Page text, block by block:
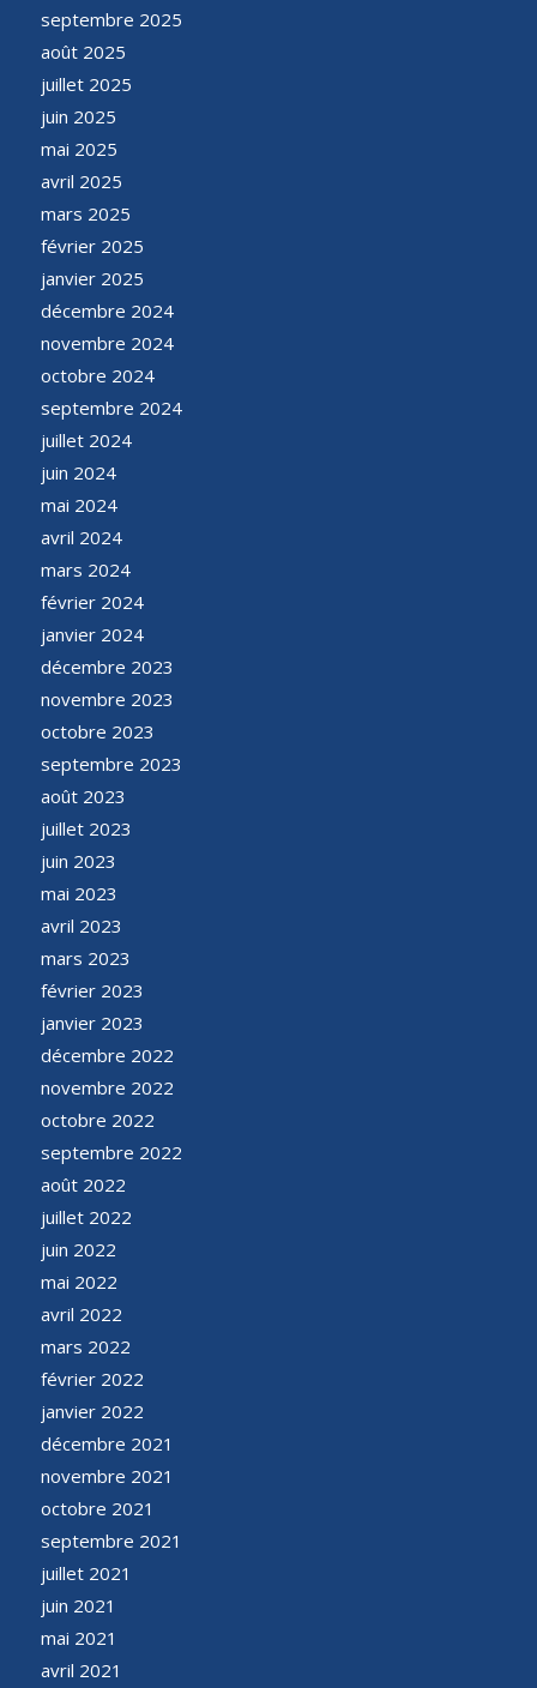
septembre 2025
août 2025
juillet 2025
juin 2025
mai 2025
avril 2025
mars 2025
février 2025
janvier 2025
décembre 2024
novembre 2024
octobre 2024
septembre 2024
juillet 2024
juin 2024
mai 2024
avril 2024
mars 2024
février 2024
janvier 2024
décembre 2023
novembre 2023
octobre 2023
septembre 2023
août 2023
juillet 2023
juin 2023
mai 2023
avril 2023
mars 2023
février 2023
janvier 2023
décembre 2022
novembre 2022
octobre 2022
septembre 2022
août 2022
juillet 2022
juin 2022
mai 2022
avril 2022
mars 2022
février 2022
janvier 2022
décembre 2021
novembre 2021
octobre 2021
septembre 2021
juillet 2021
juin 2021
mai 2021
avril 2021